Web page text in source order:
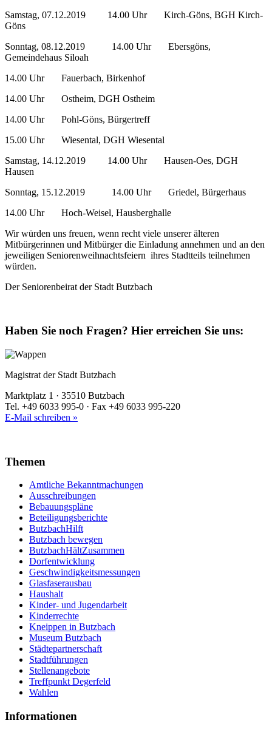
Samstag, 07.12.2019 14.00 Uhr Kirch-Göns, BGH Kirch-
Göns
Sonntag, 08.12.2019 14.00 Uhr Ebersgöns,
Gemeindehaus Siloah
14.00 Uhr Fauerbach, Birkenhof
14.00 Uhr Ostheim, DGH Ostheim
14.00 Uhr Pohl-Göns, Bürgertreff
15.00 Uhr Wiesental, DGH Wiesental
Samstag, 14.12.2019 14.00 Uhr Hausen-Oes, DGH
Hausen
Sonntag, 15.12.2019 14.00 Uhr Griedel, Bürgerhaus
14.00 Uhr Hoch-Weisel, Hausberghalle
Wir würden uns freuen, wenn recht viele unserer älteren
Mitbürgerinnen und Mitbürger die Einladung annehmen und an den
jeweiligen Seniorenweihnachtsfeiern ihres Stadtteils teilnehmen
würden.
Der Seniorenbeirat der Stadt Butzbach
Haben Sie noch Fragen? Hier erreichen Sie uns:
Magistrat der Stadt Butzbach
Marktplatz 1 · 35510 Butzbach
Tel. +49 6033 995-0 · Fax +49 6033 995-220
E-Mail schreiben »
Themen
Amtliche Bekanntmachungen
Ausschreibungen
Bebauungspläne
Beteiligungsberichte
ButzbachHilft
Butzbach bewegen
ButzbachHältZusammen
Dorfentwicklung
Geschwindigkeitsmessungen
Glasfaserausbau
Haushalt
Kinder- und Jugendarbeit
Kinderrechte
Kneippen in Butzbach
Museum Butzbach
Städtepartnerschaft
Stadtführungen
Stellenangebote
Treffpunkt Degerfeld
Wahlen
Informationen